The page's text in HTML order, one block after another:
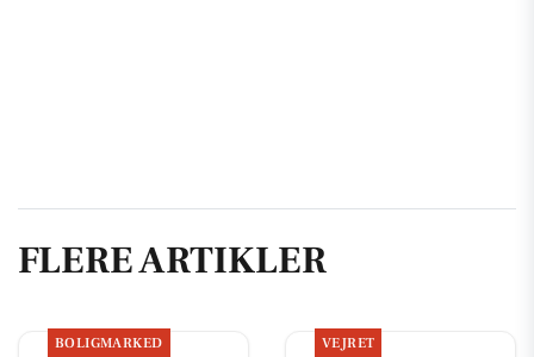
FLERE ARTIKLER
BOLIGMARKED VEJRET